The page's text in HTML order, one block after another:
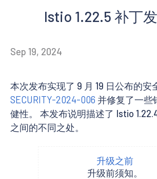
Istio 1.22.5 补丁发
Sep 19, 2024
本次发布实现了 9 月 19 日公布的安
SECURITY-2024-006 并修复了一些
健性。 本发布说明描述了 Istio
之间的不同之处。
升级之前
升级前须知。